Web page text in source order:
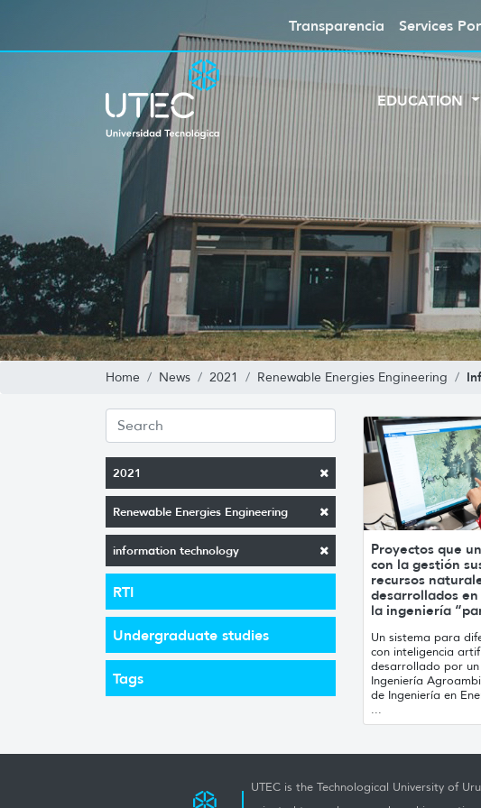
Transparencia Services
EDUCATION
Home News 2021 Renewable Energies Engineering
2021
Renewable Energies Engineering
information technology
RTI
Undergraduate studies
Tags
Proyectos que
con la gestión
recursos
desarrollados en
la ingeniería
Un sistema para
con inteligencia
desarrollado por
Ingeniería
de Ingeniería en
...
UTEC is the Technological University of